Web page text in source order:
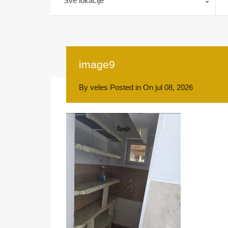
image9
By veles Posted in On jul 08, 2026